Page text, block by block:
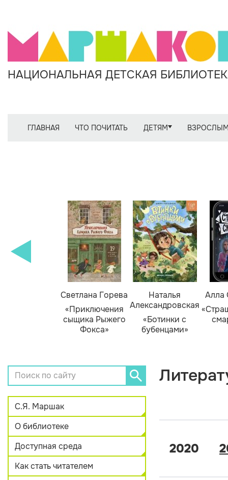
НАЦИОНАЛЬНАЯ ДЕТСКАЯ
ГЛАВНАЯ ЧТО ПОЧИТАТЬ ДЕТЯМ
Светлана Горева
«Приключения
сыщика Рыжего
Фокса»
Наталья
Александровская
«Ботинки с
бубенцами»
Алла
С.Я. Маршак
О библиотеке
Доступная среда
Как стать читателем
2020